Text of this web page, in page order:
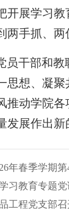
开展学习
两手抓、两
员干部和教
思想、凝聚
推动学院各
发展作出新
年春季学期
习教育专题党
工程党支部